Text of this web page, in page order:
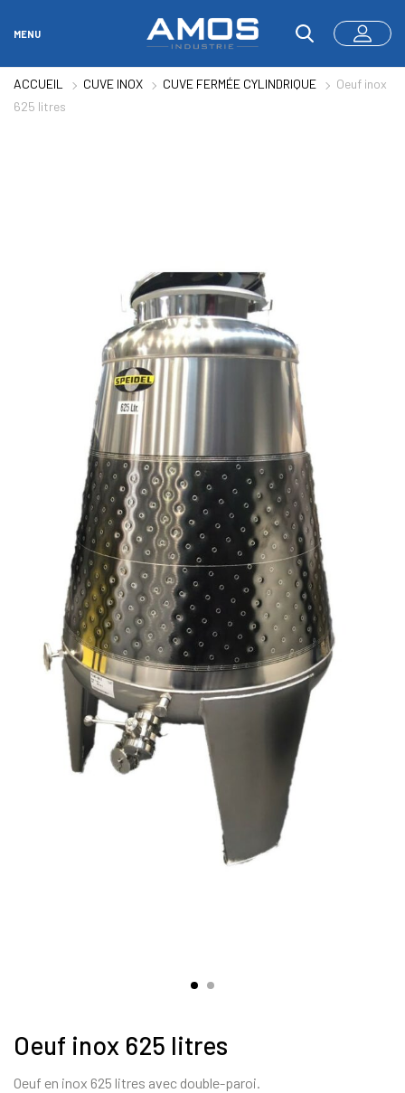
MENU
ACCUEIL CUVE INOX CUVE FERMÉE CYLINDRIQUE
Oeuf inox
625 litres
Oeuf inox 625 litres
Oeuf en inox 625 litres avec double-paroi.